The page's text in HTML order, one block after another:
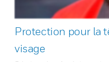
Protection pour la
visage